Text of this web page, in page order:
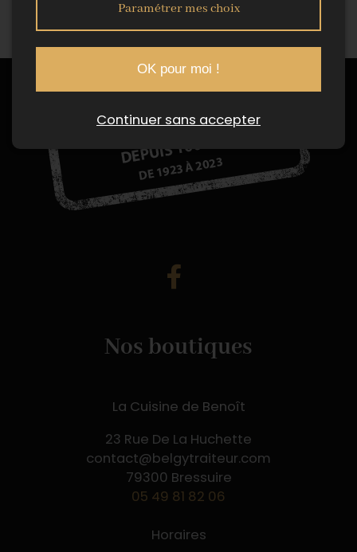
Nos boutiques
La Cuisine de Benoît
23 Rue De La Huchette
contact@belgytraiteur.com
79300 Bressuire
05 49 81 82 06
Horaires
Paramétrer mes choix
OK pour moi !
Continuer sans accepter